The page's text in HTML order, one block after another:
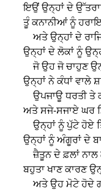
ਇਉਂ ਉਨ੍ਹਾਂ ਦੇ
ਤੂੰ ਕਨਾਨੀਆਂ ਨੂੰ
ਅਤੇ ਉਨ੍ਹਾਂ ਦੇ
ਉਨ੍ਹਾਂ ਦੇ ਲੋਕਾਂ ਨੂੰ
ਜੋ ਉਹ ਜੋ ਚਾਹੁਣ
ਉਨ੍ਹਾਂ ਨੇ ਕੰਧਾਂ ਵਾਲੇ
ਉਪਜਾਊ ਧਰਤੀ ਤੇ
ਅਤੇ ਸਜੇ-ਸਜਾਏ ਘਰ
ਉਨ੍ਹਾਂ ਨੂੰ ਪੁੱਟੇ ਹੋਏ
ਉਨ੍ਹਾਂ ਨੂੰ ਅੰਗੂਰਾਂ ਦੇ
ਜ਼ੈਤੂਨ ਦੇ ਫ਼ਲਾਂ
ਬਹੁਤਾ ਖਾਣ ਕਾਰਣ
ਅਤੇ ਉਹ ਮੋਟੇ ਹੋਦੇ